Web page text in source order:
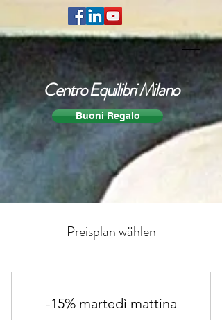
Centro Equilibri Milano
Buoni Regalo
Preisplan wählen
-15% martedì mattina